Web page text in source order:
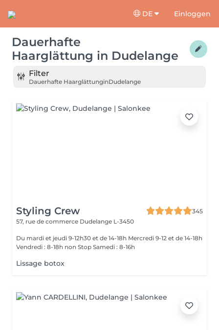
DE Einloggen
Dauerhafte
Haarglättung in Dudelange
Filter
Dauerhafte HaarglättunginDudelange
Styling Crew
345
57, rue de commerce Dudelange L-3450
Du mardi et jeudi 9-12h30 et de 14-18h Mercredi 9-12 et de 14-18h
Vendredi : 8-18h non Stop Samedi : 8-16h
Lissage botox